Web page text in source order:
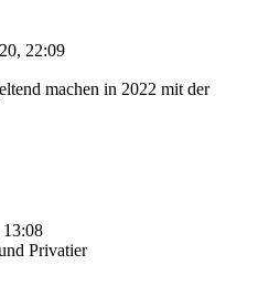
22:09
machen in 2022 mit der
Privatier